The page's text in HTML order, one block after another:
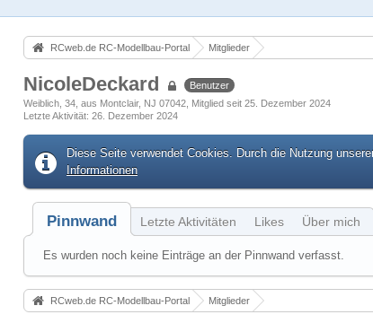
RCweb.de RC-Modellbau-Portal Mitglieder
NicoleDeckard
Benutzer
Weiblich 34 aus Montclair, NJ 07042 Mitglied seit 25. Dezember 2024
Letzte Aktivität 26. Dezember 2024
Diese Seite verwendet Cookies. Durch die Nutzung
Informationen
Pinnwand Letzte Aktivitäten Likes Über mich
Es wurden noch keine Einträge an der Pinnwand verfasst.
RCweb.de RC-Modellbau-Portal Mitglieder